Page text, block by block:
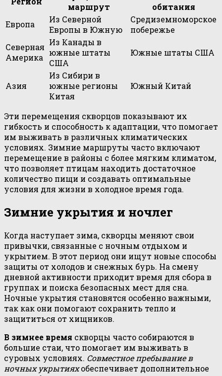
маршрут
обитания
Европа
Из Северной
Европы в Южную
Средиземноморское
побережье
Северная
Америка
Из Канады в
южные штаты
США
Южные штаты США
Азия
Из Сибири в
южные регионы
Китая
Южный Китай
Эти перемещения скворцов показывают их
гибкость и способность к адаптации, что помогает
им выживать в различных климатических
условиях. Зимние маршруты часто включают
перемещение в районы с более мягким климатом,
что позволяет птицам находить достаточное
количество пищи и создавать оптимальные
условия для жизни в холодное время года.
Зимние укрытия и ночлег
Когда наступает зима, скворцы меняют свои
привычки, связанные с ночным отдыхом и
укрытием. В этот период они ищут новые способы
защиты от холодов и снежных бурь. На смену
дневной активности приходит время для сбора в
группах и поиска безопасных мест для сна.
Ночные укрытия становятся особенно важными,
так как они помогают сохранить тепло и
защититься от хищников.
В зимнее время скворцы часто собираются в
большие стаи, что помогает им выживать в
суровых условиях. Совместное пребывание в
ночных укрытияхобеспечивает дополнительное